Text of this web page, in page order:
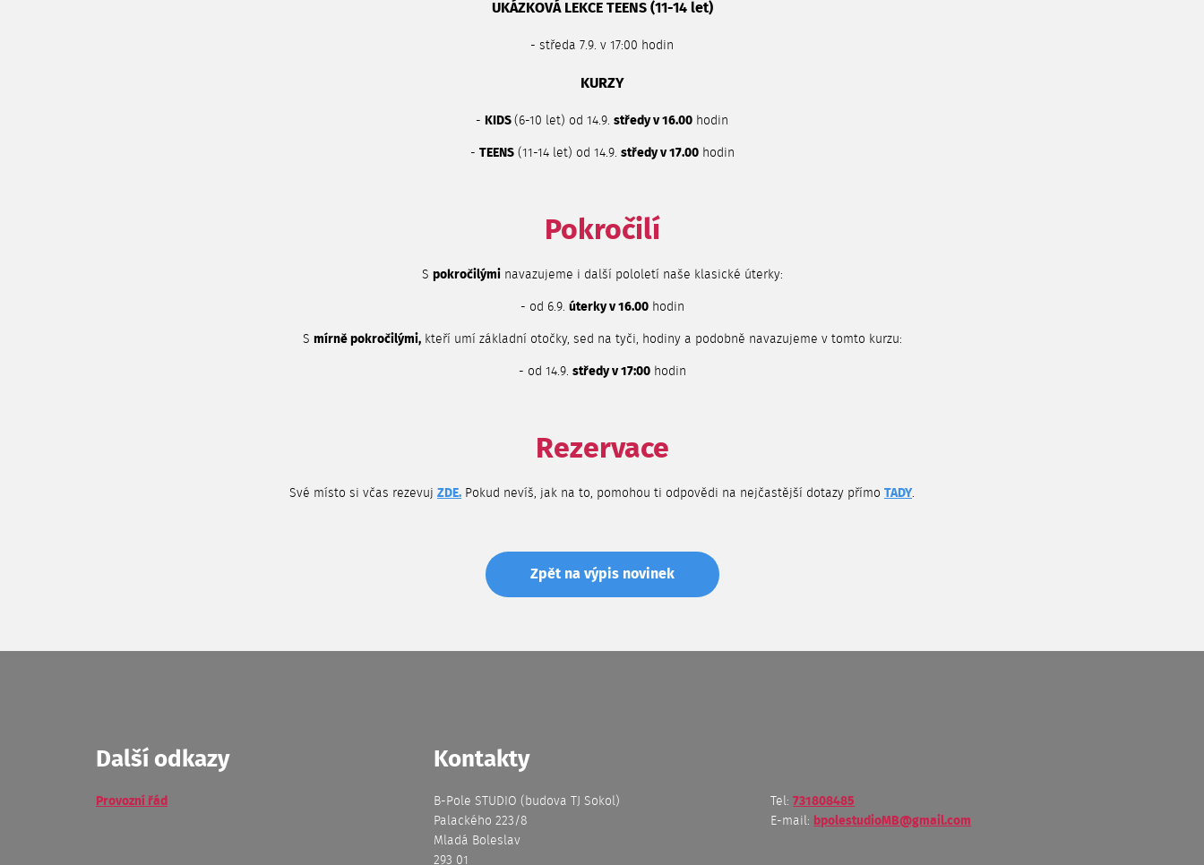
UKÁZKOVÁ LEKCE TEENS (11-14 let)
- středa 7.9. v 17:00 hodin
KURZY
- KIDS (6-10 let) od 14.9. středy v 16.00 hodin
- TEENS(11-14 let) od 14.9. středy v 17.00hodin
Pokročilí
S pokročilými navazujeme i další pololetí naše klasické úterky:
- od 6.9. úterky v 16.00hodin
S mírně pokročilými,kteří umí základní otočky, sed na tyči, hodiny a podobně navazujeme v tomto kurzu:
- od 14.9. středy v 17:00hodin
Rezervace
Své místo si včas rezevuj ZDE. Pokud nevíš, jak na to, pomohou ti odpovědi na nejčastější dotazy přímo TADY.
Zpět na výpis novinek
Další odkazy
Provozní řád
Kontakty
B-Pole STUDIO (budova TJ Sokol)
Palackého 223/8
Mladá Boleslav
293 01
Tel:731808485
E-mail: bpolestudioMB@gmail.com